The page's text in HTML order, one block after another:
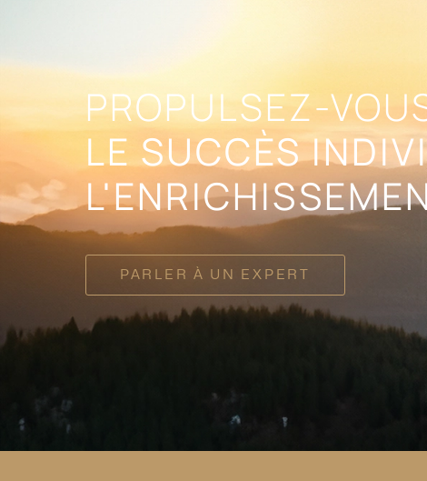
PROPULSEZ-
LE SUCCÈS
PARLER À UN EXPERT